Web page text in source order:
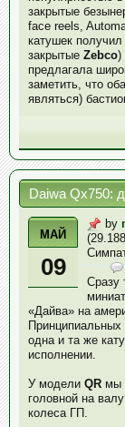
закрытые
face reels,
катушек
закрытые Zebco)
предлагала
заметить, что
являться)
Daiwa Qx750:
МАЙ
09
by
Сразу
«Дайва» на
одна и та же
исполнении.
У модели QR мы
головной на
колеса ГП.